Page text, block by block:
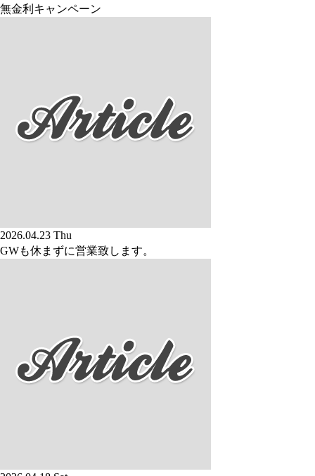
無金利キャンペーン
2026.04.23 Thu
GWも休まずに営業致します。